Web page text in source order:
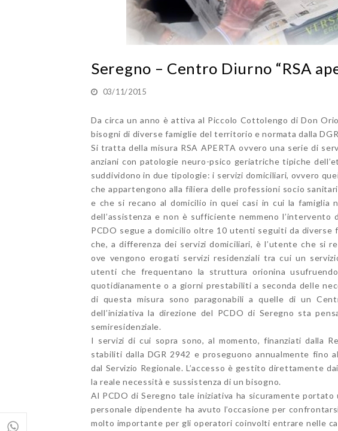
Seregno – Centro Diurno “RSA
03/11/2015
Da circa un anno è attiva al Piccolo Cottolengo di Don
bisogni di diverse famiglie del territorio e normata dalla
Si tratta della misura RSA APERTA ovvero una serie di
anziani con patologie neuro-psico geriatriche tipiche
suddividono in due tipologie: i servizi domiciliari, ovvero
che appartengono alla filiera delle professioni socio
e che si recano al domicilio in quei casi in cui la famiglia
dell’assistenza e non è sufficiente nemmeno
PCDO segue a domicilio oltre 10 utenti seguiti da diverse
che, a differenza dei servizi domiciliari, è l’utente che si
ove vengono erogati servizi residenziali tra cui un
utenti che frequentano la struttura orionina
quotidianamente o a giorni prestabiliti a seconda delle
di questa misura sono paragonabili a quelle di un
dell’iniziativa la direzione del PCDO di Seregno sta
semiresidenziale.
I servizi di cui sopra sono, al momento, finanziati dalla
stabiliti dalla DGR 2942 e proseguono annualmente fino
dal Servizio Regionale. L’accesso è gestito direttamente
la reale necessità e sussistenza di un bisogno.
Al PCDO di Seregno tale iniziativa ha sicuramente
personale dipendente ha avuto l’occasione per
molto importante per gli operatori coinvolti entrare nelle